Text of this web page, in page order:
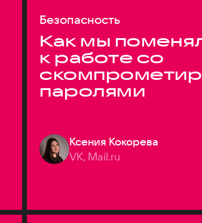
Безопасность
Как мы
к работе со
паролями
Ксения Кокорева
VK, Mail.ru